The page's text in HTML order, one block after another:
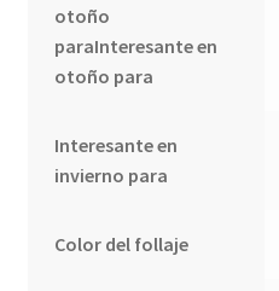
otoño
paraInteresante en
otoño para
Interesante en
invierno para
Color del follaje